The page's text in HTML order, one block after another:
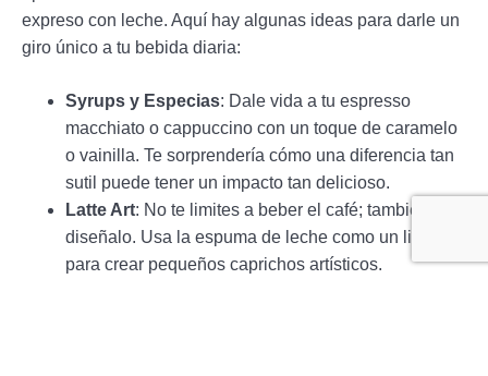
expreso con leche. Aquí hay algunas ideas para darle un
giro único a tu bebida diaria:
Syrups y Especias: Dale vida a tu espresso
macchiato o cappuccino con un toque de caramelo
o vainilla. Te sorprendería cómo una diferencia tan
sutil puede tener un impacto tan delicioso.
Latte Art: No te limites a beber el café; también
diseñalo. Usa la espuma de leche como un lienzo
para crear pequeños caprichos artísticos.